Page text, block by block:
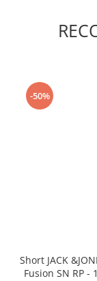
-50%
Short JACK
Fusion SN RP -